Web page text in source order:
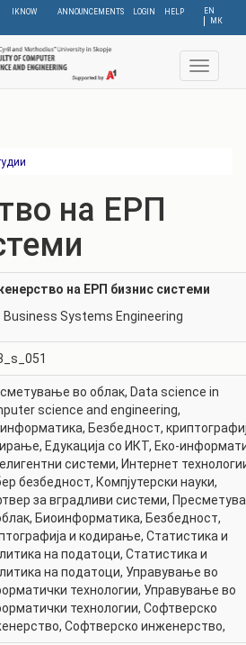
EN
МК
IKNOW ANNOUNCEMENTS LOGIN HELP
Toggle
на ЕРП
на ЕРП бизнис системи
Business Systems Engineering
во облак, Data science in
science and engineering,
, Безбедност,
, Едукација со ИКТ, Еко-
системи, Интернет
безбедност, Компјутерски науки,
за вградливи системи,
, Биоинформатика, Безбедност,
и кодирање, Статистика и
на податоци, Статистика и
на податоци, Управување во
технологии, Управување во
технологии, Софтверско
, Софтверско инженерство,